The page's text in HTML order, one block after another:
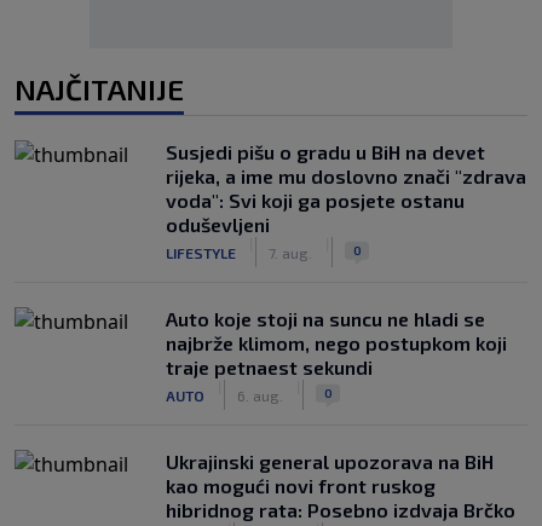
NAJČITANIJE
Susjedi pišu o gradu u BiH na devet
rijeka, a ime mu doslovno znači "zdrava
voda": Svi koji ga posjete ostanu
oduševljeni
LIFESTYLE 7. aug. 0
Auto koje stoji na suncu ne hladi se
najbrže klimom, nego postupkom koji
traje petnaest sekundi
AUTO 6. aug. 0
Ukrajinski general upozorava na BiH
kao mogući novi front ruskog
hibridnog rata: Posebno izdvaja Brčko